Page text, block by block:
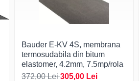
Bauder E-KV 4S, membrana
termosudabila din bitum
elastomer, 4.2mm, 7.5mp/rola
372,00 Lei305,00 Lei